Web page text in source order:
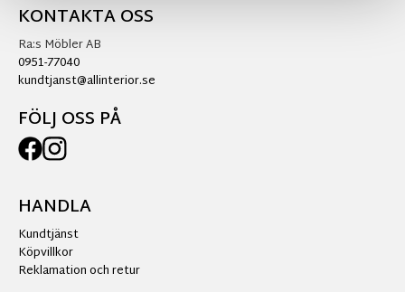
KONTAKTA OSS
Ra:s Möbler AB
0951-77040
kundtjanst@allinterior.se
FÖLJ OSS PÅ
HANDLA
Kundtjänst
Köpvillkor
Reklamation och retur